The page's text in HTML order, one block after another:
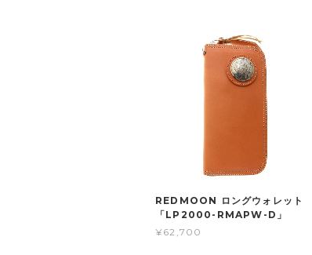
REDMOON ロングウォレット
「LP2000-RMAPW-D」
¥62,700